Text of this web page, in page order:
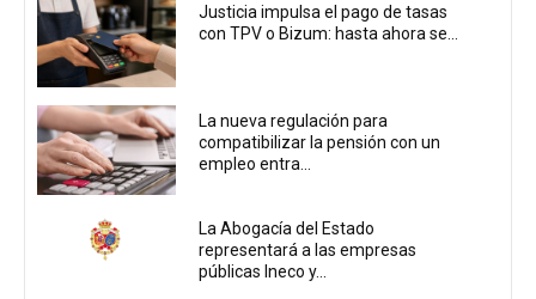
Justicia impulsa el pago de tasas
con TPV o Bizum: hasta ahora se...
La nueva regulación para
compatibilizar la pensión con un
empleo entra...
La Abogacía del Estado
representará a las empresas
públicas Ineco y...